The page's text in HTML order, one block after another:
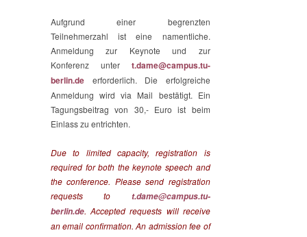
Aufgrund einer begrenzten
Teilnehmerzahl ist eine namentliche.
Anmeldung zur Keynote und zur
Konferenz unter t.dame@campus.tu-
berlin.de erforderlich. Die erfolgreiche
Anmeldung wird via Mail bestätigt. Ein
Tagungsbeitrag von 30,- Euro ist beim
Einlass zu entrichten.
Due to limited capacity, registration is
required for both the keynote speech and
the conference. Please send registration
requests to t.dame@campus.tu-
berlin.de.Accepted requests will receive
an email confirmation.An admission fee of